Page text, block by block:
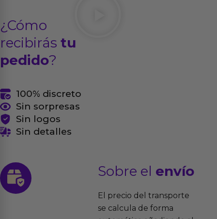
¿Cómo
recibirás tu
pedido?
100% discreto
Sin sorpresas
Sin logos
Sin detalles
Sobre el envío
El precio del transporte
se calcula de forma